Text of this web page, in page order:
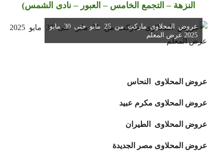
النزهة – التجمع الخامس – العبور – نادى الشمس)
عروض المحلاوى ماركت من 25 مايو حتى 30 مايو
2025 عرض المعلم
عروض المحلاوى النحاس
عروض المحلاوى مكرم عبيد
عروض المحلاوى الطيران
عروض المحلاوى مصر الجديدة